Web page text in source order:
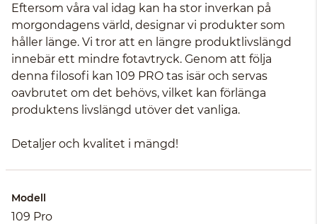
Eftersom våra val idag kan ha stor inverkan på
morgondagens värld, designar vi produkter som
håller länge. Vi tror att en längre produktlivslängd
innebär ett mindre fotavtryck. Genom att följa
denna filosofi kan 109 PRO tas isär och servas
oavbrutet om det behövs, vilket kan förlänga
produktens livslängd utöver det vanliga.
Detaljer och kvalitet i mängd!
Modell
109 Pro